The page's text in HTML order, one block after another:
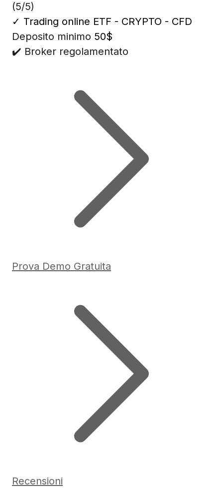
(5/5)
✓ Trading online ETF - CRYPTO - CFD
Deposito minimo 50$
✔️ Broker regolamentato
Prova Demo Gratuita
Recensioni